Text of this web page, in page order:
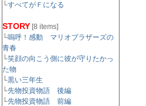
└すべてがＦになる
STORY [8 items]
└嗚呼！感動 マリオブラザーズの
青春
└笑顔の向こう側に彼が守りたかっ
た物
└黒い三年生
└先物投資物語 後編
└先物投資物語 前編